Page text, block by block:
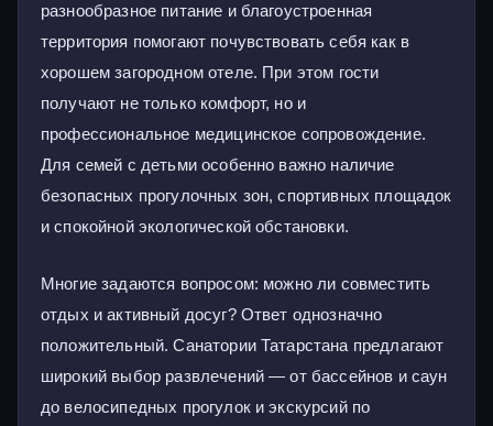
разнообразное питание и благоустроенная
территория помогают почувствовать себя как в
хорошем загородном отеле. При этом гости
получают не только комфорт, но и
профессиональное медицинское сопровождение.
Для семей с детьми особенно важно наличие
безопасных прогулочных зон, спортивных площадок
и спокойной экологической обстановки.
Многие задаются вопросом: можно ли совместить
отдых и активный досуг? Ответ однозначно
положительный. Санатории Татарстана предлагают
широкий выбор развлечений — от бассейнов и саун
до велосипедных прогулок и экскурсий по